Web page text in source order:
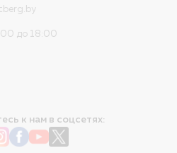
до 18:00
к нам в соцсетях: